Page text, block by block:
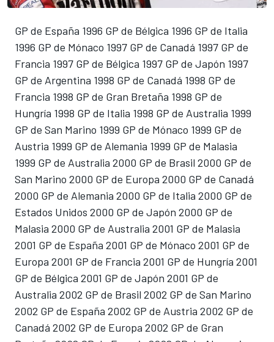
GP de España 1996 GP de Bélgica 1996 GP de Italia
1996 GP de Mónaco 1997 GP de Canadá 1997 GP de
Francia 1997 GP de Bélgica 1997 GP de Japón 1997
GP de Argentina 1998 GP de Canadá 1998 GP de
Francia 1998 GP de Gran Bretaña 1998 GP de
Hungría 1998 GP de Italia 1998 GP de Australia 1999
GP de San Marino 1999 GP de Mónaco 1999 GP de
Austria 1999 GP de Alemania 1999 GP de Malasia
1999 GP de Australia 2000 GP de Brasil 2000 GP de
San Marino 2000 GP de Europa 2000 GP de Canadá
2000 GP de Alemania 2000 GP de Italia 2000 GP de
Estados Unidos 2000 GP de Japón 2000 GP de
Malasia 2000 GP de Australia 2001 GP de Malasia
2001 GP de España 2001 GP de Mónaco 2001 GP de
Europa 2001 GP de Francia 2001 GP de Hungría 2001
GP de Bélgica 2001 GP de Japón 2001 GP de
Australia 2002 GP de Brasil 2002 GP de San Marino
2002 GP de España 2002 GP de Austria 2002 GP de
Canadá 2002 GP de Europa 2002 GP de Gran